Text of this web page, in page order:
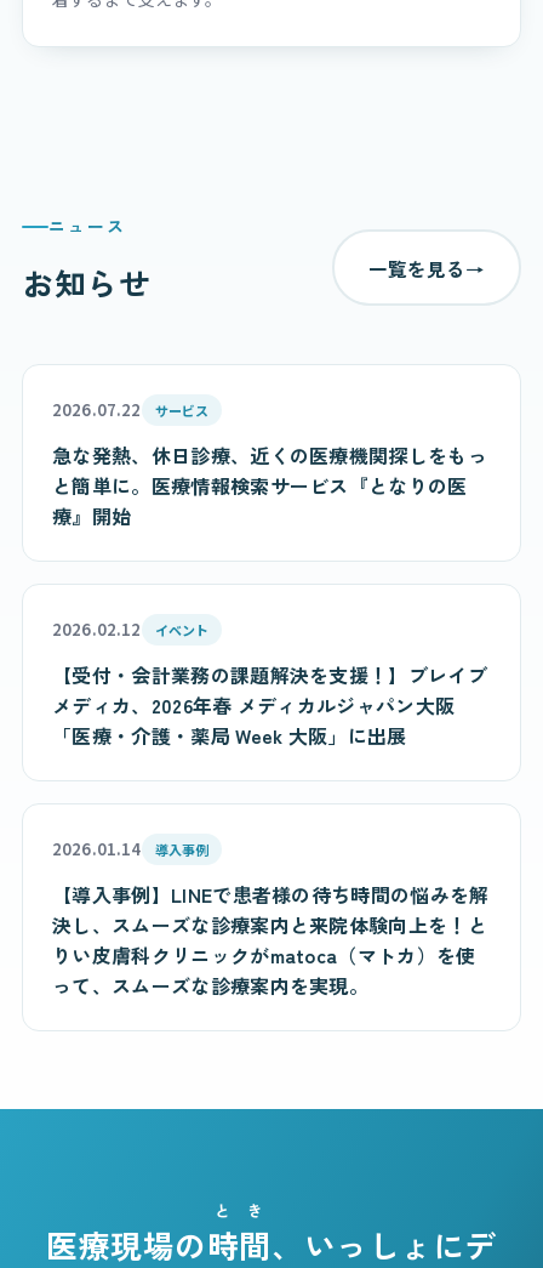
ニュース
お知らせ 一覧を見る→
2026.07.22 サービス
急な発熱、休日診療、近くの医療機関探しをもっ
と簡単に。医療情報検索サービス『となりの医
療』開始
2026.02.12 イベント
【受付・会計業務の課題解決を支援！】ブレイブ
メディカ、2026年春 メディカルジャパン大阪
「医療・介護・薬局 Week 大阪」に出展
2026.01.14 導入事例
【導入事例】LINEで患者様の待ち時間の悩みを解
決し、スムーズな診療案内と来院体験向上を！と
りい皮膚科クリニックがmatoca（マトカ）を使
って、スムーズな診療案内を実現。
医療現場の時間
とき
、いっしょにデ